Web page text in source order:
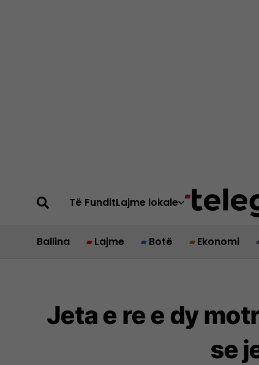
Të FunditLajme lokale
Ballina Lajme Botë Ekonomi
Jeta e re e dy
se